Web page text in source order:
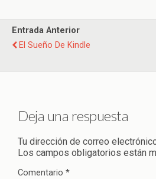
Entrada Anterior
El Sueño De Kindle
Deja una respuesta
Tu dirección de correo
Los campos obligatorios están
Comentario *